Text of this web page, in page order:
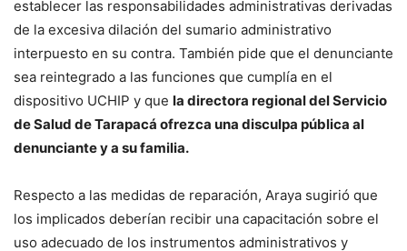
establecer las responsabilidades administrativas derivadas
de la excesiva dilación del sumario administrativo
interpuesto en su contra. También pide que el denunciante
sea reintegrado a las funciones que cumplía en el
dispositivo UCHIP y que la directora regional del Servicio
de Salud de Tarapacá ofrezca una disculpa pública al
denunciante y a su familia.
Respecto a las medidas de reparación, Araya sugirió que
los implicados deberían recibir una capacitación sobre el
uso adecuado de los instrumentos administrativos y